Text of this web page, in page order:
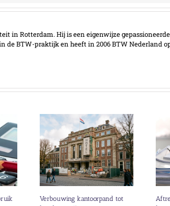
in Rotterdam. Hij is een eigenwijze
BTW-praktijk en heeft in 2006 BTW Nederland
Verbouwing kantoorpand tot